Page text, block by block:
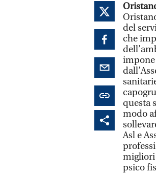
del
che
impone
questa
modo
Asl e
migliori
psico